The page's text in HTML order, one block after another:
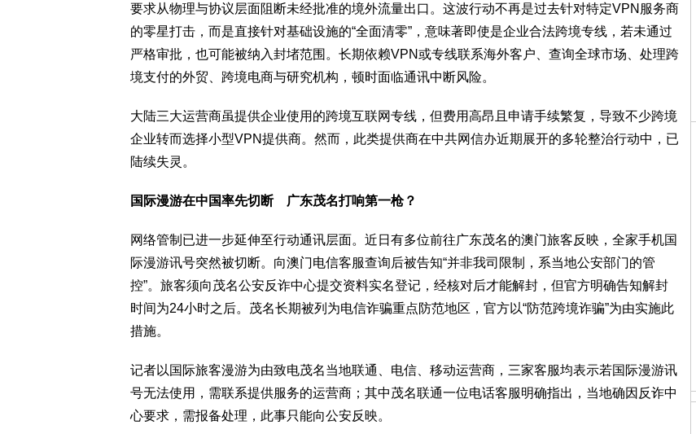
要求从物理与协议层面阻断未经批准的境外流量出口。这波行动不再是过去针对特定VPN服务商
的零星打击，而是直接针对基础设施的“全面清零”，意味著即使是企业合法跨境专线，若未通过
严格审批，也可能被纳入封堵范围。长期依赖VPN或专线联系海外客户、查询全球市场、处理跨
境支付的外贸、跨境电商与研究机构，顿时面临通讯中断风险。
大陆三大运营商虽提供企业使用的跨境互联网专线，但费用高昂且申请手续繁复，导致不少跨境
企业转而选择小型VPN提供商。然而，此类提供商在中共网信办近期展开的多轮整治行动中，已
陆续失灵。
国际漫游在中国率先切断 广东茂名打响第一枪？
网络管制已进一步延伸至行动通讯层面。近日有多位前往广东茂名的澳门旅客反映，全家手机国
际漫游讯号突然被切断。向澳门电信客服查询后被告知“并非我司限制，系当地公安部门的管
控”。旅客须向茂名公安反诈中心提交资料实名登记，经核对后才能解封，但官方明确告知解封
时间为24小时之后。茂名长期被列为电信诈骗重点防范地区，官方以“防范跨境诈骗”为由实施此
措施。
记者以国际旅客漫游为由致电茂名当地联通、电信、移动运营商，三家客服均表示若国际漫游讯
号无法使用，需联系提供服务的运营商；其中茂名联通一位电话客服明确指出，当地确因反诈中
心要求，需报备处理，此事只能向公安反映。